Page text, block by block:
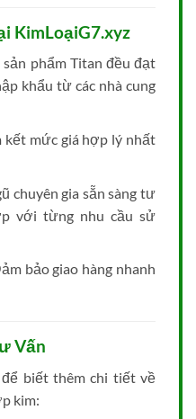
KimLoạiG7.xyz
sản phẩm Titan đều đạt
khẩu từ các nhà cung
kết mức giá hợp lý nhất
chuyên gia sẵn sàng tư
với từng nhu cầu sử
bảo giao hàng nhanh
Vấn
biết thêm chi tiết về
kim: